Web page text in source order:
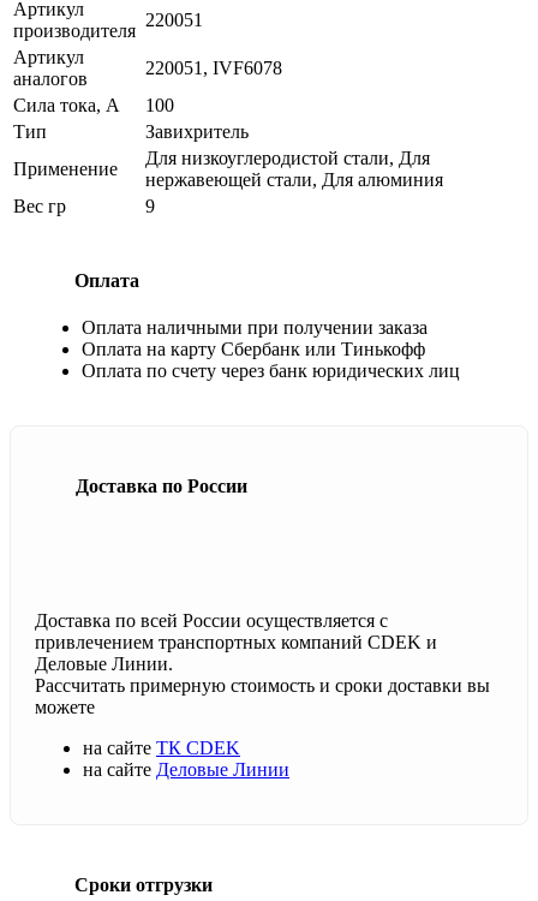
Артикул
производителя
220051
Артикул
аналогов
220051, IVF6078
Сила тока, А
100
Тип
Завихритель
Применение
Для низкоуглеродистой стали, Для
нержавеющей стали, Для алюминия
Вес гр
9
Оплата
Оплата наличными при получении заказа
Оплата на карту Сбербанк или Тинькофф
Оплата по счету через банк юридических лиц
Доставка по России
Доставка по всей России осуществляется с
привлечением транспортных компаний CDEK и
Деловые Линии.
Рассчитать примерную стоимость и сроки доставки вы
можете
на сайте ТК CDEK
на сайте Деловые Линии
Сроки отгрузки